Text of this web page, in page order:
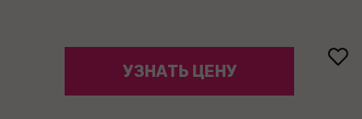
УЗНАТЬ ЦЕНУ